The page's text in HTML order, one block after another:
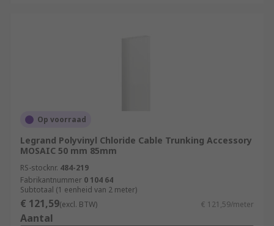
Op voorraad
Legrand Polyvinyl Chloride Cable Trunking Accessory
MOSAIC 50 mm 85mm
RS-stocknr. 484-219
Fabrikantnummer 0 104 64
Subtotaal (1 eenheid van 2 meter)
€ 121,59(excl. BTW) € 121,59/meter
Aantal